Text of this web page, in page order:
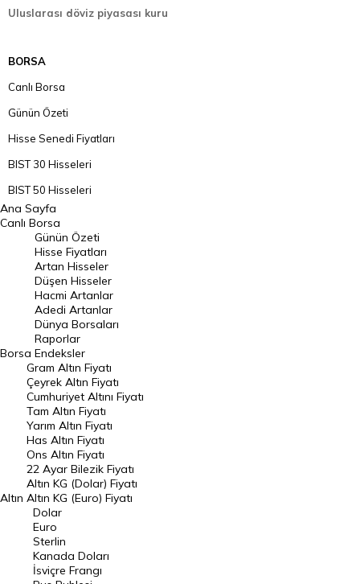
Uluslarası döviz piyasası kuru
BORSA
Canlı Borsa
Günün Özeti
Hisse Senedi Fiyatları
BIST 30 Hisseleri
BIST 50 Hisseleri
BIST 100 Hisseleri
En Çok Artan Hisseler
En Çok Düşen Hisseler
Hacmi Artanlar
Geçmiş Kapanışlar
Dünya Borsaları
Raporlar
Endeksler
DÖVİZ
Döviz Kuru
Dolar Kuru
Euro Kuru
Pound Kuru
Frank Kuru
Ana Sayfa
Canlı Borsa
Borsa
Günün Özeti
Hisse Fiyatları
Artan Hisseler
Düşen Hisseler
Hacmi Artanlar
Adedi Artanlar
Dünya Borsaları
Raporlar
Endeksler
Altın
Gram Altın Fiyatı
Çeyrek Altın Fiyatı
Cumhuriyet Altını Fiyatı
Tam Altın Fiyatı
Yarım Altın Fiyatı
Has Altın Fiyatı
Ons Altın Fiyatı
22 Ayar Bilezik Fiyatı
Altın KG (Dolar) Fiyatı
Altın KG (Euro) Fiyatı
Dolar
Euro
Sterlin
Kanada Doları
İsviçre Frangı